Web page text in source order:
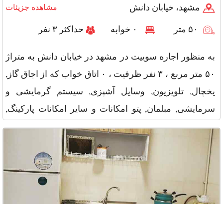
مشهد، خیابان دانش مشاهده جزیئات
حداکثر ۳ نفر
به منظور اجاره سوییت در مشهد در خیابان دانش به متراژ
۵۰ متر مربع ، ۳ نفر ظرفیت ، ۰ اتاق خواب که از اجاق گاز,
یخچال, تلویزیون, وسایل آشپزی, سیستم گرمایشی و
سرمایشی, مبلمان, پتو امکانات و سایر امکانات پارکینگ,
آسانسور,